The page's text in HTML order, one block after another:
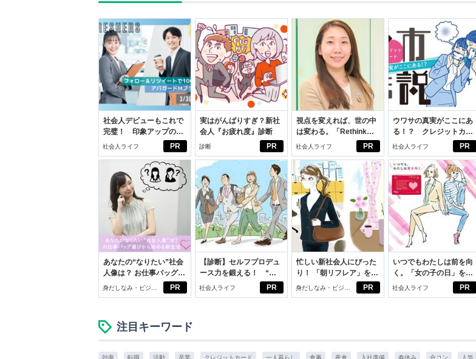
PR
社会人デビューもこれで
完璧！ 印象アップのセ
ルフプロデュース術
社会人ライフ PR
実はがんばりすぎ？新社
会人『お疲れ度』診断
診断 PR
視点を変えれば、世の中
は変わる。「Rethink
PROJECT」がつたえた
社会人ライフ PR
ウワサの真実がここにあ
る！？ クレジットカー
ドの都市伝説
社会人ライフ
PR
あなたの“なりたい”社会
人像は？ お仕事バッグ選
びから始める新生活
身だしなみ・ビジネ
スアイテム
PR
【診断】セルフプロデュ
ース力を鍛える！ “ジ
ブン観”診断
社会人ライフ PR
忙しい新社会人にぴった
り！ 「朝リフレア」をは
じめよう。しっかりニオ
イケアして24時間快適。
身だしなみ・ビジネ
スアイテム
PR
いつでもわたしは前を向
く。「女の子の日」を前
向きに♪社会人エリ・大
社会人ライフ
注目キーワード
効率 転職 活動 卒業 クレジットカード 一人暮らし 食事 夜食 入社準備 春休み 合コン 人気